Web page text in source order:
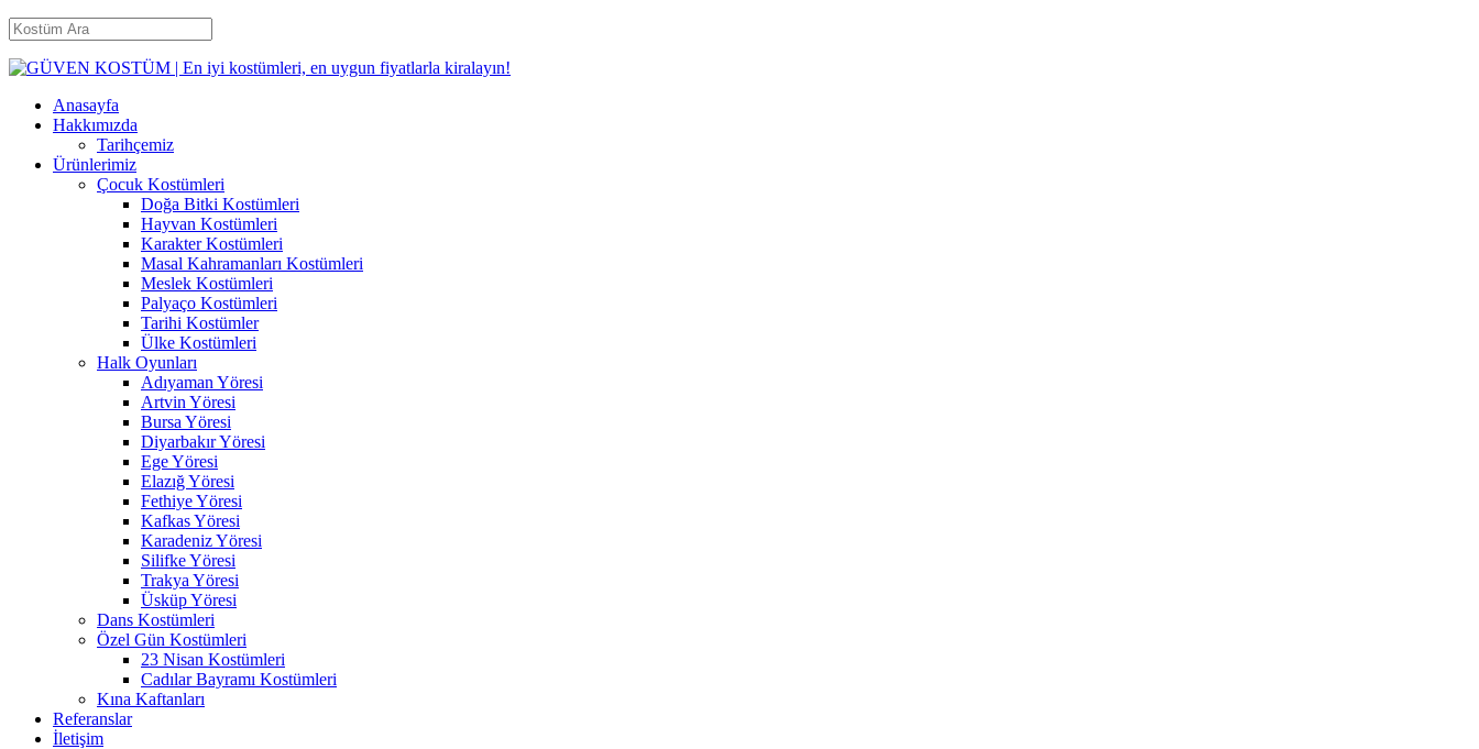
Anasayfa
Hakkımızda
Tarihçemiz
Ürünlerimiz
Çocuk Kostümleri
Doğa Bitki Kostümleri
Hayvan Kostümleri
Karakter Kostümleri
Masal Kahramanları Kostümleri
Meslek Kostümleri
Palyaço Kostümleri
Tarihi Kostümler
Ülke Kostümleri
Halk Oyunları
Adıyaman Yöresi
Artvin Yöresi
Bursa Yöresi
Diyarbakır Yöresi
Ege Yöresi
Elazığ Yöresi
Fethiye Yöresi
Kafkas Yöresi
Karadeniz Yöresi
Silifke Yöresi
Trakya Yöresi
Üsküp Yöresi
Dans Kostümleri
Özel Gün Kostümleri
23 Nisan Kostümleri
Cadılar Bayramı Kostümleri
Kına Kaftanları
Referanslar
İletişim